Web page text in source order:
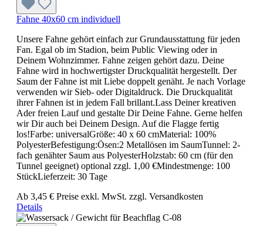
Fahne 40x60 cm individuell
Unsere Fahne gehört einfach zur Grundausstattung für jeden
Fan. Egal ob im Stadion, beim Public Viewing oder in
Deinem Wohnzimmer. Fahne zeigen gehört dazu. Deine
Fahne wird in hochwertigster Druckqualität hergestellt. Der
Saum der Fahne ist mit Liebe doppelt genäht. Je nach Vorlage
verwenden wir Sieb- oder Digitaldruck. Die Druckqualität
ihrer Fahnen ist in jedem Fall brillant.Lass Deiner kreativen
Ader freien Lauf und gestalte Dir Deine Fahne. Gerne helfen
wir Dir auch bei Deinem Design. Auf die Flagge fertig
los!Farbe: universalGröße: 40 x 60 cmMaterial: 100%
PolyesterBefestigung:Ösen:2 Metallösen im SaumTunnel: 2-
fach genähter Saum aus PolyesterHolzstab: 60 cm (für den
Tunnel geeignet) optional zzgl. 1,00 €Mindestmenge: 100
StückLieferzeit: 30 Tage
Ab 3,45 € Preise exkl. MwSt. zzgl. Versandkosten
Details